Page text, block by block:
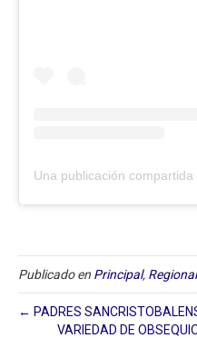
Publicado en Principal, Regional
← PADRES
VARIEDAD DE